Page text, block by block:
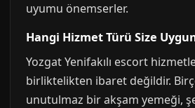
uyumu önemserler.
Hangi Hizmet Türü Size
Yozgat Yenifakılı escort
birliktelikten ibaret değildir.
unutulmaz bir akşam yemeği,